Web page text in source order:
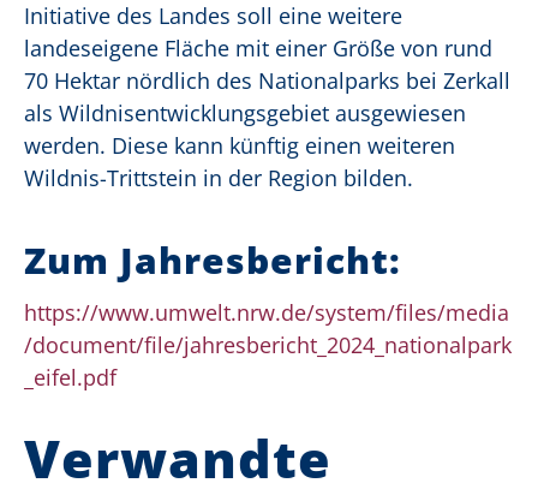
Initiative des Landes soll eine weitere
landeseigene Fläche mit einer Größe von rund
70 Hektar nördlich des Nationalparks bei Zerkall
als Wildnisentwicklungsgebiet ausgewiesen
werden. Diese kann künftig einen weiteren
Wildnis-Trittstein in der Region bilden.
Zum Jahresbericht:
https://www.umwelt.nrw.de/system/files/media
/document/file/jahresbericht_2024_nationalpark
_eifel.pdf
Verwandte